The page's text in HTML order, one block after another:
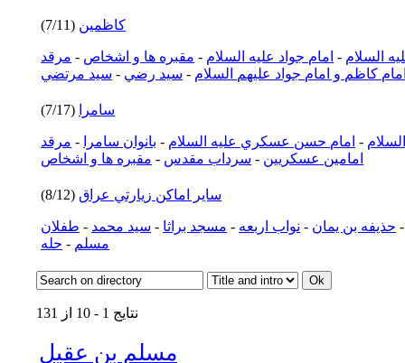
كاظمين (7/11)
السلام - امام جواد عليه السلام - مقبره ها و اشخاص - مرقد
كاظم و امام جواد عليهم السلام - سيد رضي - سيد مرتضي
سامرا (7/17)
- امام حسن عسكري عليه السلام - بانوان سامرا - مرقد
امامين عسكريين - سرداب مقدس - مقبره ها و اشخاص
ساير اماكن زيارتي عراق (8/12)
حذيفه بن يمان - نواب اربعه - مسجد براثا - سيد محمد - طفلان
مسلم - حله
نتایج 1 - 10 از 131
مسلم بن عقيل